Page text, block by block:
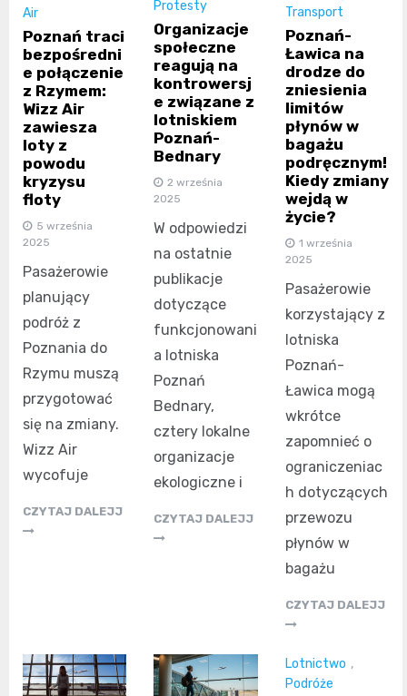
Air
Poznań traci
bezpośredni
e połączenie
z Rzymem:
Wizz Air
zawiesza
loty z
powodu
kryzysu
floty
5 września
2025
Pasażerowie
planujący
podróż z
Poznania do
Rzymu muszą
przygotować
się na zmiany.
Wizz Air
wycofuje
CZYTAJ DALEJJ
Protesty
Organizacje
społeczne
reagują na
kontrowersj
e związane z
lotniskiem
Poznań-
Bednary
2 września
2025
W odpowiedzi
na ostatnie
publikacje
dotyczące
funkcjonowani
a lotniska
Poznań
Bednary,
cztery lokalne
organizacje
ekologiczne i
CZYTAJ DALEJJ
Transport
Poznań-
Ławica na
drodze do
zniesienia
limitów
płynów w
bagażu
podręcznym!
Kiedy zmiany
wejdą w
życie?
1 września
2025
Pasażerowie
korzystający z
lotniska
Poznań-
Ławica mogą
wkrótce
zapomnieć o
ograniczeniac
h dotyczących
przewozu
płynów w
bagażu
CZYTAJ DALEJJ
Lotnictwo ,
Podróże